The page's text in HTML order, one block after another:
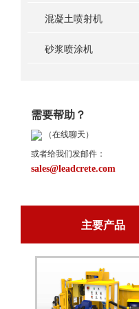
混凝土喷射机
砂浆喷涂机
需要帮助？
（在线聊天）
或者给我们发邮件：
sales@leadcrete.com
主要产品